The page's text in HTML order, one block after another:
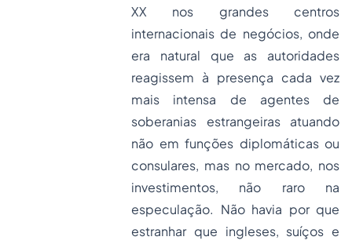
XX nos grandes centros
internacionais de negócios, onde
era natural que as autoridades
reagissem à presença cada vez
mais intensa de agentes de
soberanias estrangeiras atuando
não em funções diplomáticas ou
consulares, mas no mercado, nos
investimentos, não raro na
especulação. Não havia por que
estranhar que ingleses, suíços e